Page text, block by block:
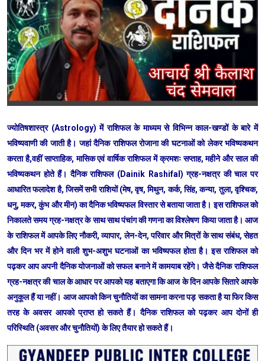
ज्योतिषशास्त्र (Astrology) में राशिफल के माध्यम से विभिन्न काल-खण्डों के बारे में
भविष्यवाणी की जाती है। जहां दैनिक राशिफल रोजाना की घटनाओं को लेकर भविष्यकथन
करता है,वहीं साप्ताहिक, मासिक एवं वार्षिक राशिफल में क्रमशः सप्ताह, महीने और साल की
भविष्यकथन होते हैं। दैनिक राशिफल (Dainik Rashifal) ग्रह-नक्षत्र की चाल पर
आधारित फलादेश है, जिसमें सभी राशियों (मेष, वृष, मिथुन, कर्क, सिंह, कन्या, तुला, वृश्चिक,
धनु, मकर, कुंभ और मीन) का दैनिक भविष्यफल विस्तार से बताया जाता है। इस राशिफल को
निकालते समय ग्रह-नक्षत्र के साथ साथ पंचांग की गणना का विश्लेषण किया जाता है। आज
के राशिफल में आपके लिए नौकरी, व्यापार, लेन-देन, परिवार और मित्रों के साथ संबंध, सेहत
और दिन भर में होने वाली शुभ-अशुभ घटनाओं का भविष्यफल होता है। इस राशिफल को
पढ़कर आप अपनी दैनिक योजनाओं को सफल बनाने में कामयाब रहेंगे। जैसे दैनिक राशिफल
ग्रह-नक्षत्र की चाल के आधार पर आपको यह बताएगा कि आज के दिन आपके सितारे आपके
अनुकूल हैं या नहीं। आज आपको किन चुनौतियों का सामना करना पड़ सकता है या फिर किस
तरह के अवसर आपको प्राप्त हो सकते हैं। दैनिक राशिफल को पढ़कर आप दोनों ही
परिस्थिति (अवसर और चुनौतियों) के लिए तैयार हो सकते हैं।